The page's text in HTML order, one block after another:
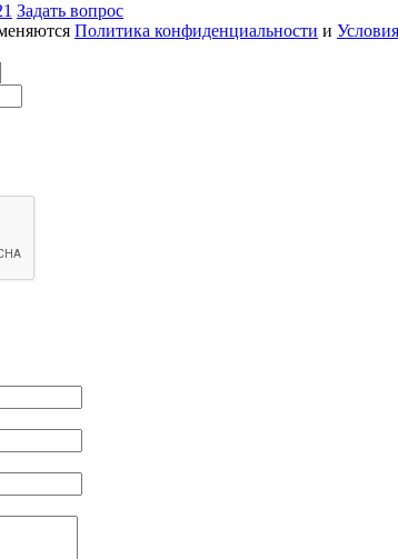
Задать вопрос
Политика конфиденциальности и